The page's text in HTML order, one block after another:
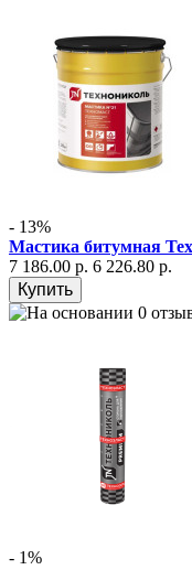
- 13%
Мастика битумная
7 186.00 р. 6 226.80 р.
- 1%